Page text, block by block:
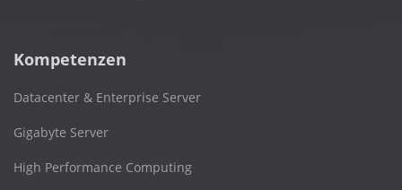
Kompetenzen
Datacenter & Enterprise Server
Gigabyte Server
High Performance Computing